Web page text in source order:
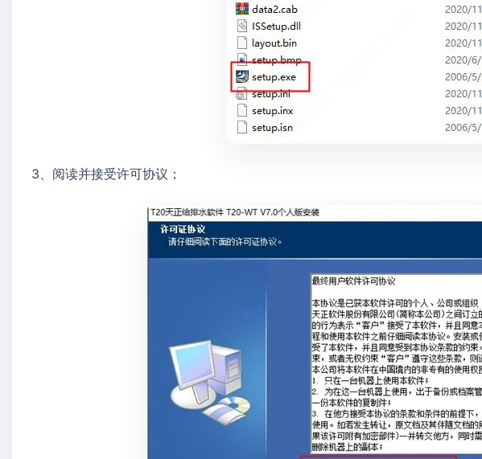
3、阅读并接受许可协议；